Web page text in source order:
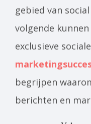
gebied van
volgende
exclusieve
begrijpen
berichten en